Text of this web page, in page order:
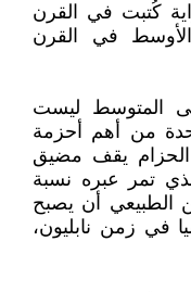
كُتبت في القرن
في القرن
المتوسط ليست
من أهم أحزمة
يقف مضيق
تمر عبره نسبة
الطبيعي أن يصبح
في زمن نابليون،